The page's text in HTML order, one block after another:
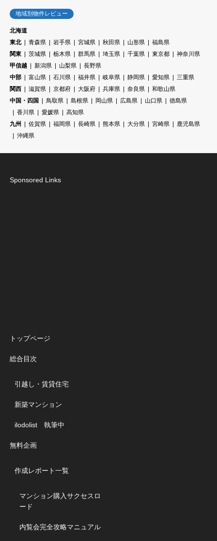
地域別物件レビュー
北海道
東北
青森県 岩手県 宮城県 秋田県 山形県
福島県
関東
茨城県 栃木県 群馬県 埼玉県 千葉県 東京都
神奈川県
甲信越
新潟県 山梨県
長野県
中部
富山県 石川県 福井県 岐阜県 静岡県 愛知県
三重県
関西
滋賀県 京都府 大阪府 兵庫県 奈良県
和歌山県
中国・四国
鳥取県 島根県 岡山県 広島県 山口県
徳島県
香川県
愛媛県
高知県
九州
佐賀県 福岡県 長崎県 熊本県 大分県 宮崎県
鹿児島県
沖縄県
Sponsored Links
トップページ
総合目次
引越し・賃貸住宅
新築マンション
ilodolist 執筆中
無料企画
作成レポート一覧
マンション購入サクセスロ
ード
内覧会完全攻略マニュアル